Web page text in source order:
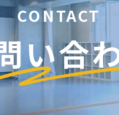
CONTACT
い合